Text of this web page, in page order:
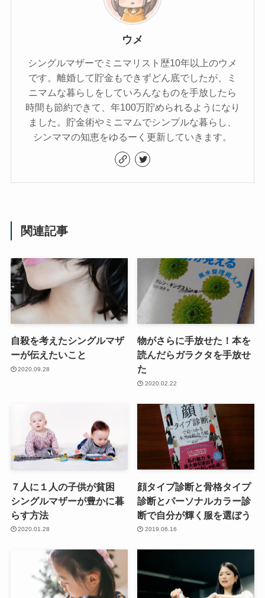
ウメ
シングルマザーでミニマリスト歴10年以上のウメ
です。離婚して貯金もできずどん底でしたが、ミ
ニマムな暮らしをしていろんなものを手放したら
時間も節約できて、年100万貯められるようになり
ました。貯金術やミニマムでシンプルな暮らし、
シンママの知恵をゆるーく更新していきます。
関連記事
自殺を考えたシングルマザ
ーが伝えたいこと
2020.09.28
物がさらに手放せた！本を
読んだらガラクタを手放せ
た
2020.02.22
７人に１人の子供が貧困
シングルマザーが豊かに暮
らす方法
2020.01.28
顔タイプ診断と骨格タイプ
診断とパーソナルカラー診
断で自分が輝く服を選ぼう
2019.06.16